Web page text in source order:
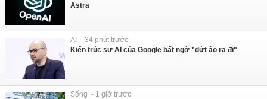
Astra
AI - 34 phút trước
Kiến trúc sư AI của Google bất ngờ "dứt áo ra đi"
Sống - 1 giờ trước